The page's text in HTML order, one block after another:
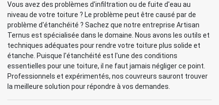
Vous avez des problèmes d'infiltration ou de fuite d'eau au
niveau de votre toiture ? Le problème peut être causé par de
problème d'étanchéité ? Sachez que notre entreprise Artisan
Ternus est spécialisée dans le domaine. Nous avons les outils et
techniques adéquates pour rendre votre toiture plus solide et
étanche. Puisque l'étanchéité est l'une des conditions
essentielles pour une toiture, il ne faut jamais négliger ce point.
Professionnels et expérimentés, nos couvreurs sauront trouver
la meilleure solution pour répondre à vos demandes.